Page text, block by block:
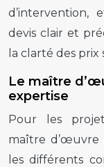
d’intervention,
devis clair et
la clarté des
Le maître
expertise
Pour les
maître d’œuvre
les différents